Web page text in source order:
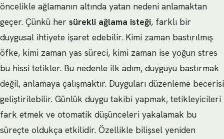
öncelikle ağlamanın altında yatan nedeni anlamaktan
geçer. Çünkü her sürekli ağlama isteği, farklı bir
duygusal ihtiyete işaret edebilir. Kimi zaman bastırılmış
öfke, kimi zaman yas süreci, kimi zaman ise yoğun stres
bu hissi tetikler. Bu nedenle ilk adım, duyguyu bastırmak
değil, anlamaya çalışmaktır. Duyguları düzenleme becerisi
geliştirilebilir. Günlük duygu takibi yapmak, tetikleyicileri
fark etmek ve otomatik düşünceleri yakalamak bu
süreçte oldukça etkilidir. Özellikle bilişsel yeniden